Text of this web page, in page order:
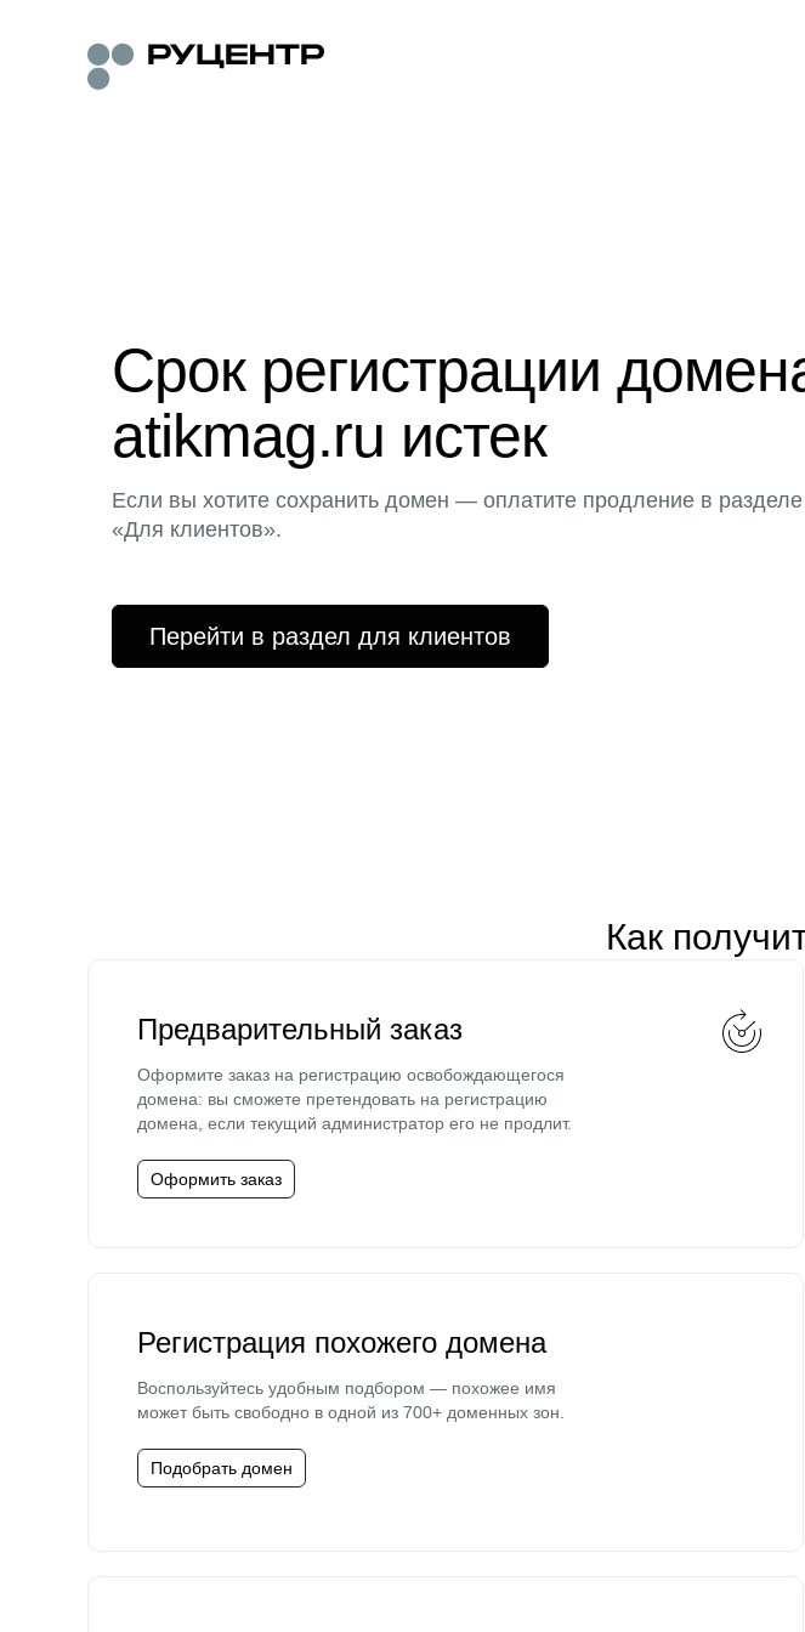
Срок регистрации
atikmag.ru истек
Если вы хотите сохранить домен — оплатите продление в разделе
«Для клиентов».
Перейти в раздел для клиентов
Как
Предварительный заказ
Оформите заказ на регистрацию освобождающегося
домена: вы сможете претендовать на регистрацию
домена, если текущий администратор его не продлит.
Оформить заказ
Регистрация похожего домена
Воспользуйтесь удобным подбором — похожее имя
может быть свободно в одной из 700+ доменных зон.
Подобрать домен